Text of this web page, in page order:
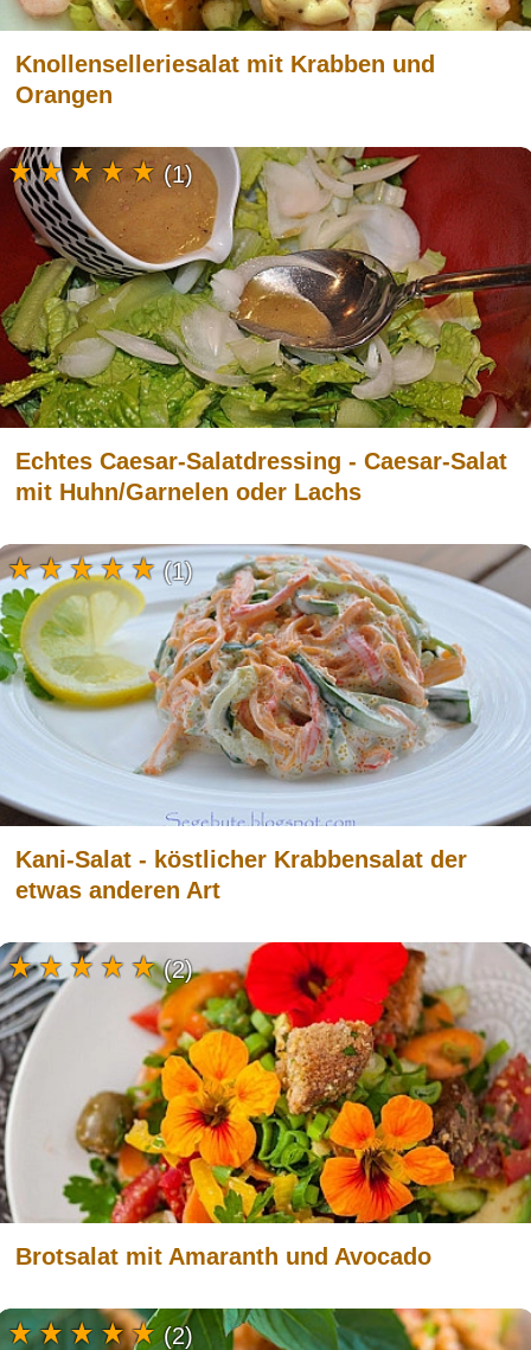
Knollenselleriesalat mit Krabben und
Orangen
Echtes Caesar-Salatdressing - Caesar-Salat
mit Huhn/Garnelen oder Lachs
(1)
Kani-Salat - köstlicher Krabbensalat der
etwas anderen Art
(1)
Brotsalat mit Amaranth und Avocado
(2)
(2)